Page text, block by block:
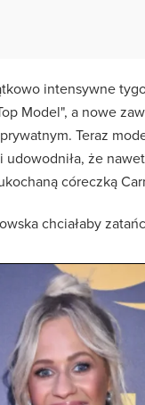
intensywne
Model", a nowe
Teraz
że
córeczką
chciałaby